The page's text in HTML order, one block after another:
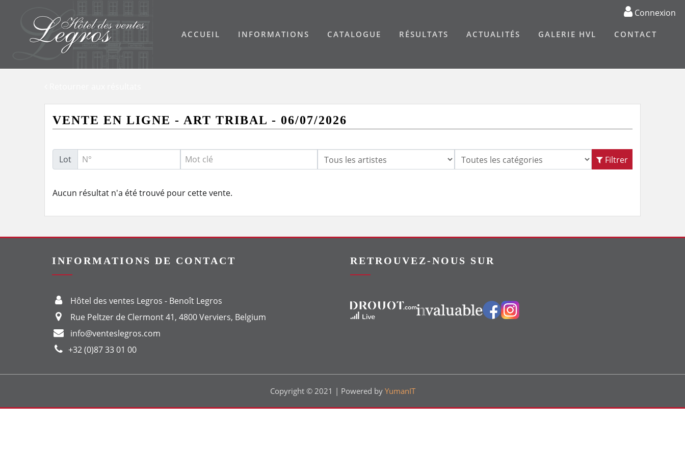
ACCUEIL INFORMATIONS CATALOGUE RÉSULTATS ACTUALITÉS GALERIE HVL CONTACT
Connexion
VENTE EN LIGNE - ART TRIBAL - 06/07/2026
Lot Filtrer
Aucun résultat n'a été trouvé pour cette vente.
INFORMATIONS DE CONTACT
Hôtel des ventes Legros - Benoît Legros
Rue Peltzer de Clermont 41, 4800 Verviers, Belgium
info@venteslegros.com
+32 (0)87 33 01 00
RETROUVEZ-NOUS SUR
Vers le site Drouot Vers le site Invaluable Vers notre groupe Facebook Vers notre page Instagram
Copyright © 2021 | Powered by YumanIT